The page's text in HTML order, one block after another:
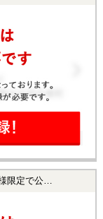
公開中！】